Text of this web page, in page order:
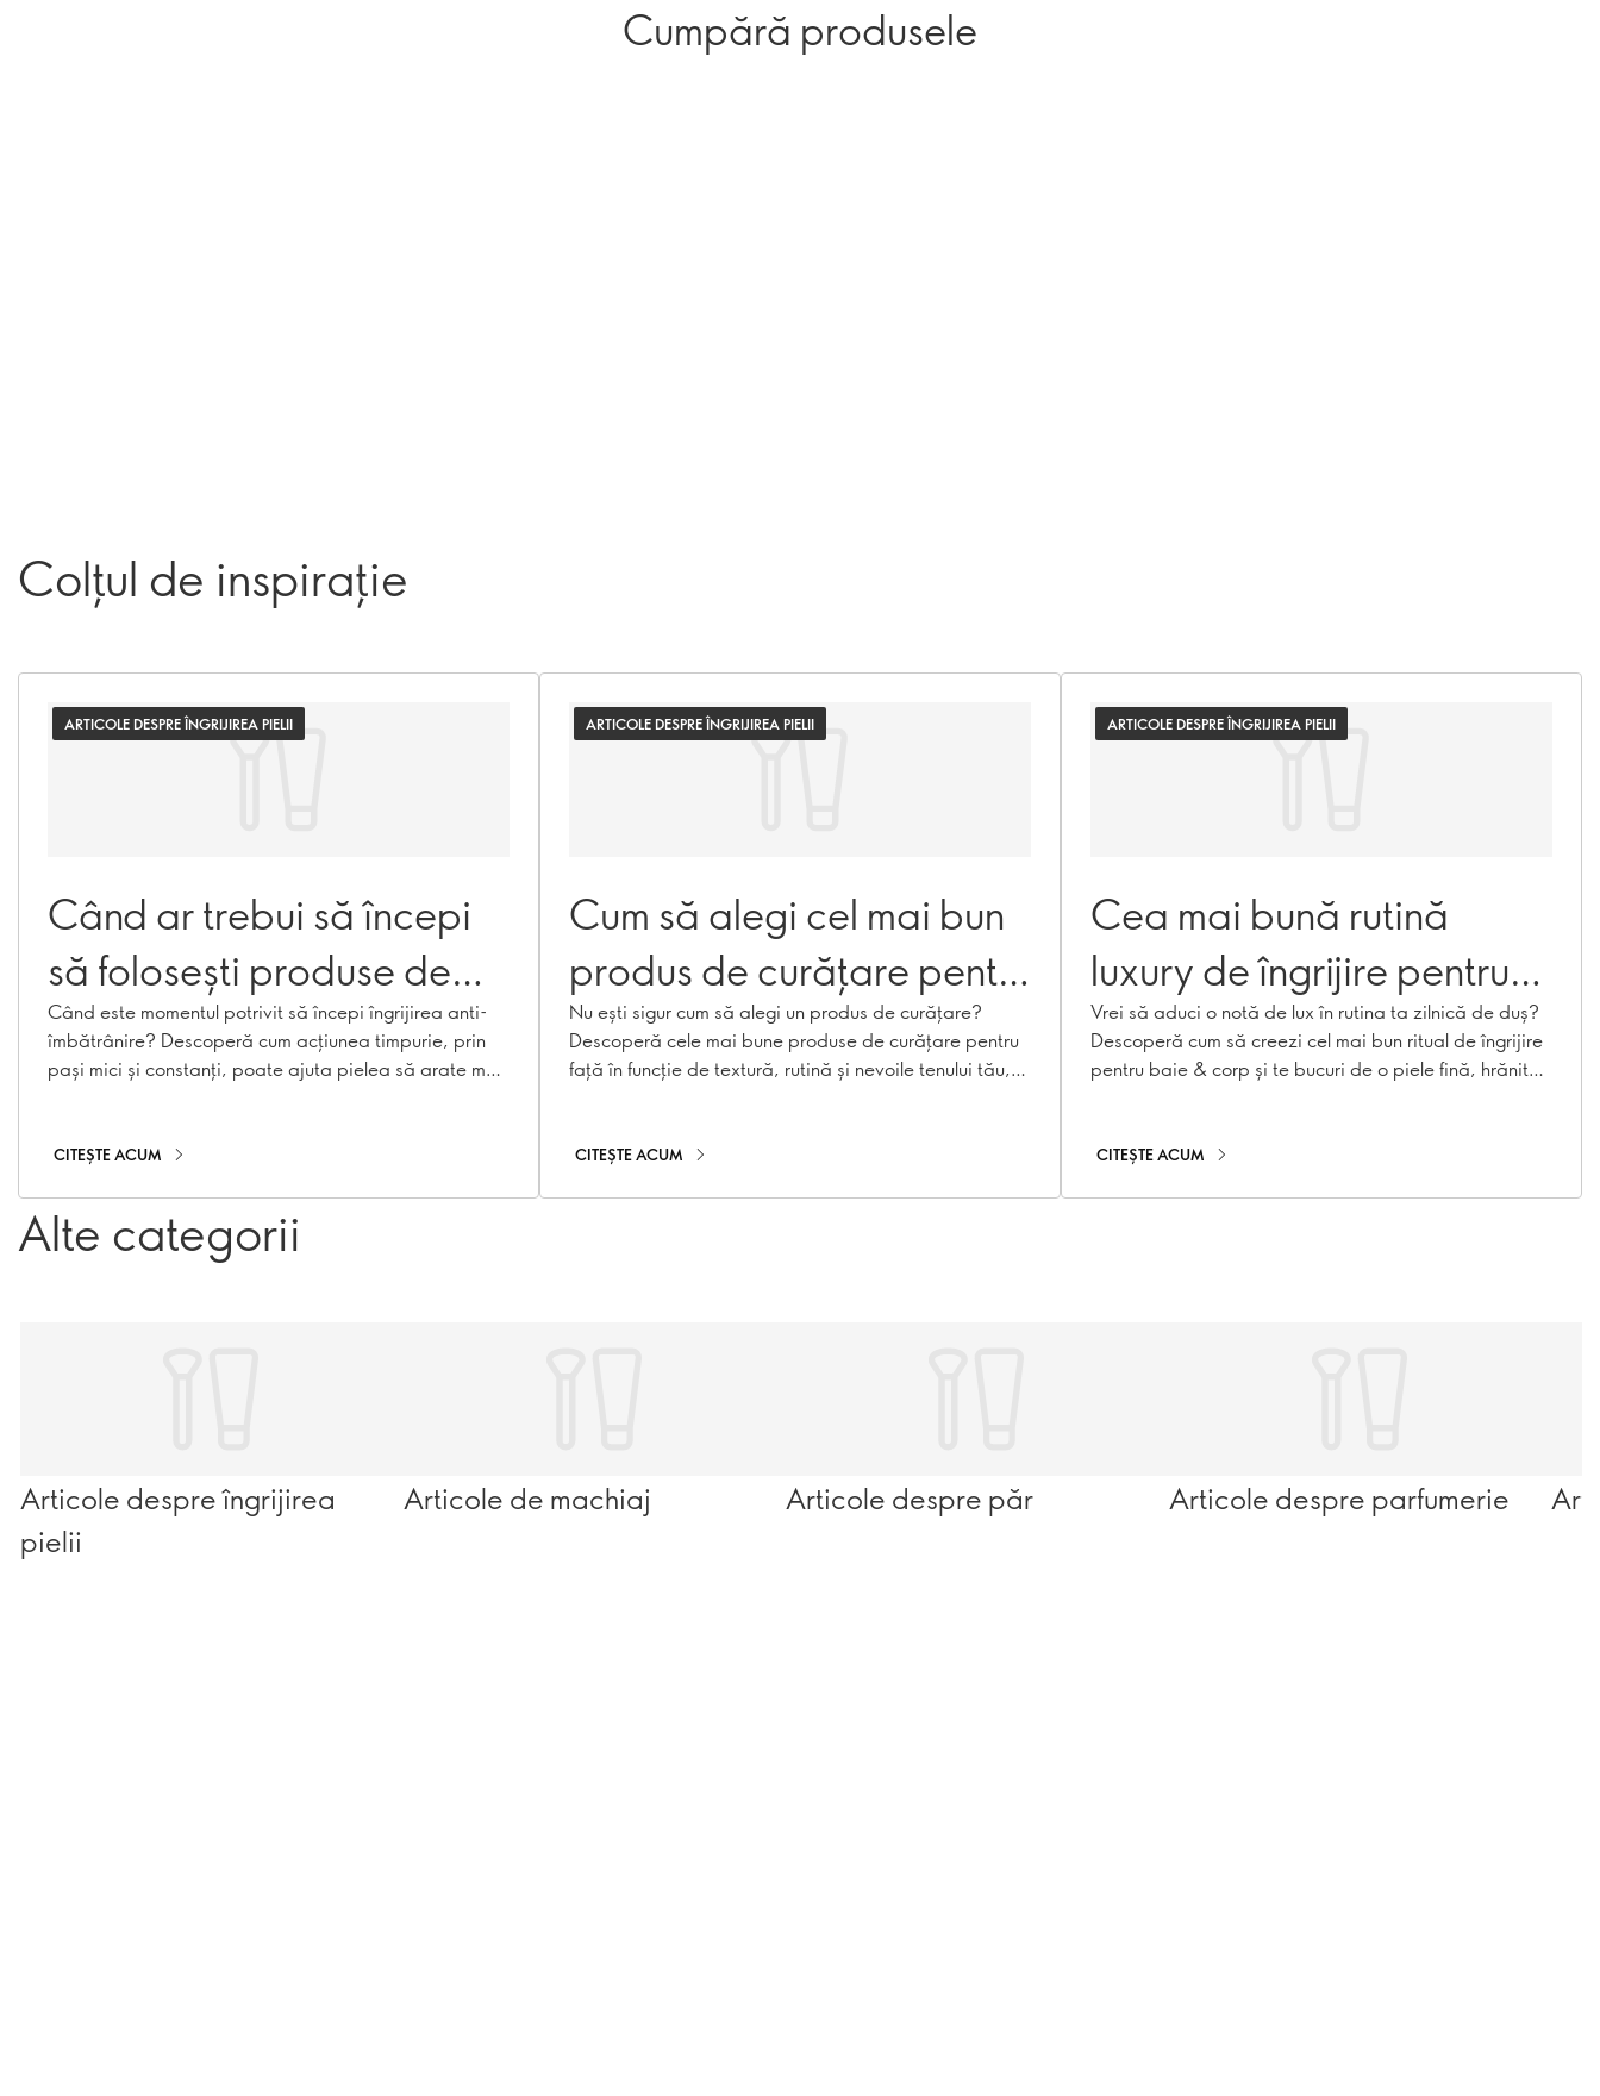
Cumpără produsele
Colțul de inspirație
ARTICOLE DESPRE ÎNGRIJIREA PIELII
Când ar trebui să începi
să folosești produse de
îngrijire anti-îmbătrânire?
Când este momentul potrivit să începi îngrijirea anti-
îmbătrânire? Descoperă cum acțiunea timpurie, prin
pași mici și constanți, poate ajuta pielea să arate mai
CITEȘTE ACUM
ARTICOLE DESPRE ÎNGRIJIREA PIELII
Cum să alegi cel mai bun
produs de curățare pentru
tipul tău de ten
Nu ești sigur cum să alegi un produs de curățare?
Descoperă cele mai bune produse de curățare pentru
față în funcție de textură, rutină și nevoile tenului tău,
CITEȘTE ACUM
ARTICOLE DESPRE ÎNGRIJIREA PIELII
Cea mai bună rutină
luxury de îngrijire pentru
baie & corp
Vrei să aduci o notă de lux în rutina ta zilnică de duș?
Descoperă cum să creezi cel mai bun ritual de îngrijire
pentru baie & corp și te bucuri de o piele fină, hrănită
CITEȘTE ACUM
Alte categorii
Articole despre îngrijirea
pielii
Articole de machiaj Articole despre păr Articole despre parfumerie